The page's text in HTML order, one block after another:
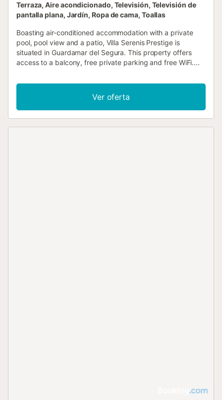
Terraza, Aire acondicionado, Televisión, Televisión de
pantalla plana, Jardín, Ropa de cama, Toallas
Boasting air-conditioned accommodation with a private
pool, pool view and a patio, Villa Serenis Prestige is
situated in Guardamar del Segura. This property offers
access to a balcony, free private parking and free WiFi....
Ver oferta